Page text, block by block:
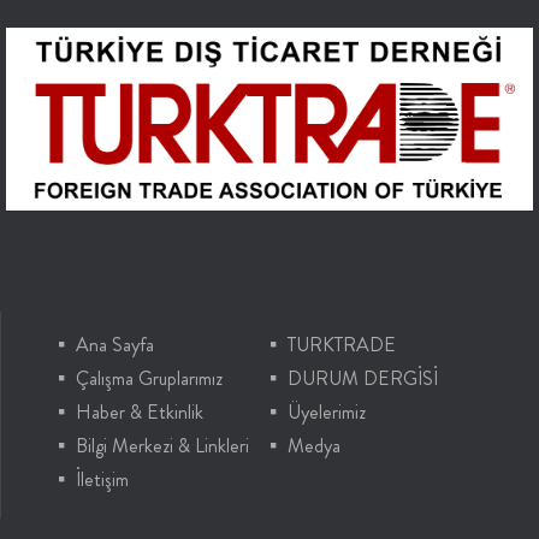
Ana Sayfa
TURKTRADE
Çalışma Gruplarımız
DURUM DERGİSİ
Haber & Etkinlik
Üyelerimiz
Bilgi Merkezi & Linkleri
Medya
İletişim